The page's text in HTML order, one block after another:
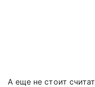
А еще не стоит